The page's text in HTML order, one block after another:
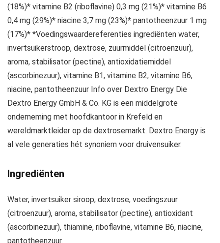
(18%)* vitamine B2 (riboflavine) 0,3 mg (21%)* vitamine B6
0,4 mg (29%)* niacine 3,7 mg (23%)* pantotheenzuur 1 mg
(17%)* *Voedingswaardereferenties ingrediënten water,
invertsuikerstroop, dextrose, zuurmiddel (citroenzuur),
aroma, stabilisator (pectine), antioxidatiemiddel
(ascorbinezuur), vitamine B1, vitamine B2, vitamine B6,
niacine, pantotheenzuur Info over Dextro Energy Die
Dextro Energy GmbH & Co. KG is een middelgrote
onderneming met hoofdkantoor in Krefeld en
wereldmarktleider op de dextrosemarkt. Dextro Energy is
al vele generaties hét synoniem voor druivensuiker.
Ingrediënten
Water, invertsuiker siroop, dextrose, voedingszuur
(citroenzuur), aroma, stabilisator (pectine), antioxidant
(ascorbinezuur), thiamine, riboflavine, vitamine B6, niacine,
pantotheenzuur.